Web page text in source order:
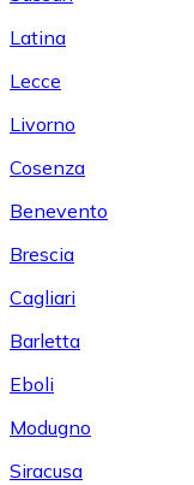
Latina
Lecce
Livorno
Cosenza
Benevento
Brescia
Cagliari
Barletta
Eboli
Modugno
Siracusa